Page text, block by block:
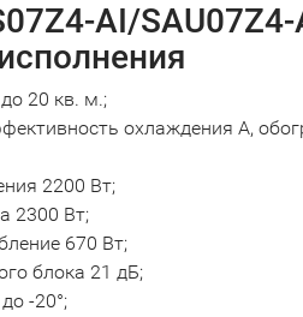
AI/SAU07Z4-
20 кв. м.;
охлаждения А,
2200 Вт;
2300 Вт;
670 Вт;
блока 21 дБ;
-20°;